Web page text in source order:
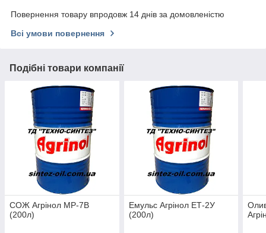
Повернення товару впродовж 14 днів за домовленістю
Всі умови повернення
Подібні товари компанії
СОЖ Агрінол МР-7В
(200л)
Емульс Агрінол ЕТ-2У
(200л)